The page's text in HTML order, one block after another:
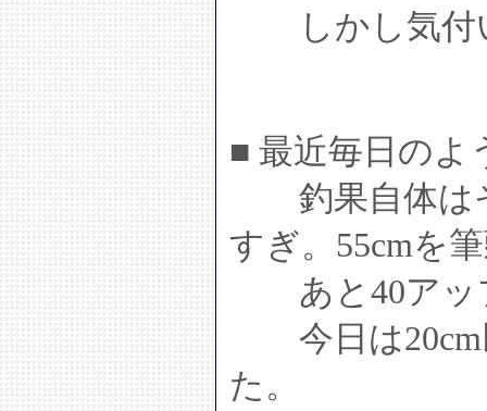
しかし気付
■ 最近毎日のよ
釣果自体は
すぎ。55cmを
あと40アッ
今日は20cm
た。